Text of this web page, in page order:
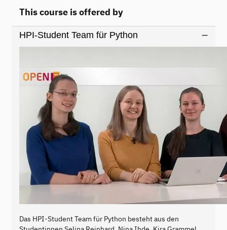
This course is offered by
HPI-Student Team für Python
Das HPI-Student Team für Python besteht aus den